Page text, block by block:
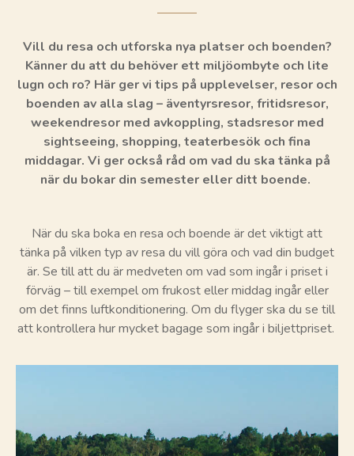
Vill du resa och utforska nya platser och boenden?
Känner du att du behöver ett miljöombyte och lite
lugn och ro? Här ger vi tips på upplevelser, resor och
boenden av alla slag – äventyrsresor, fritidsresor,
weekendresor med avkoppling, stadsresor med
sightseeing, shopping, teaterbesök och fina
middagar. Vi ger också råd om vad du ska tänka på
när du bokar din semester eller ditt boende.
När du ska boka en resa och boende är det viktigt att
tänka på vilken typ av resa du vill göra och vad din budget
är. Se till att du är medveten om vad som ingår i priset i
förväg – till exempel om frukost eller middag ingår eller
om det finns luftkonditionering. Om du flyger ska du se till
att kontrollera hur mycket bagage som ingår i biljettpriset.